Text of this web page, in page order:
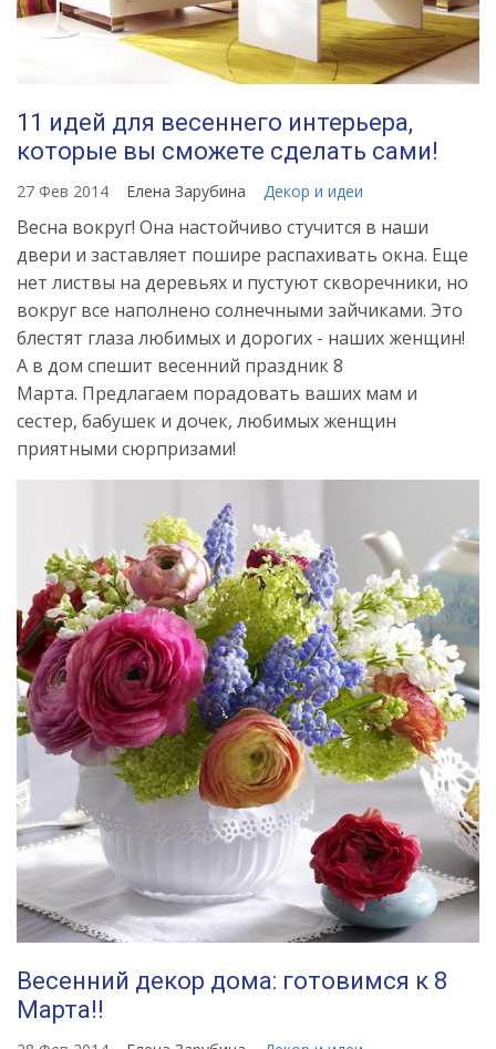
11 идей для весеннего интерьера,
которые вы сможете сделать сами!
27 Фев 2014 Елена Зарубина Декор и идеи
Весна вокруг! Она настойчиво стучится в наши
двери и заставляет пошире распахивать окна. Еще
нет листвы на деревьях и пустуют скворечники, но
вокруг все наполнено солнечными зайчиками. Это
блестят глаза любимых и дорогих - наших женщин!
А в дом спешит весенний праздник 8
Марта. Предлагаем порадовать ваших мам и
сестер, бабушек и дочек, любимых женщин
приятными сюрпризами!
Весенний декор дома: готовимся к 8
Марта!!